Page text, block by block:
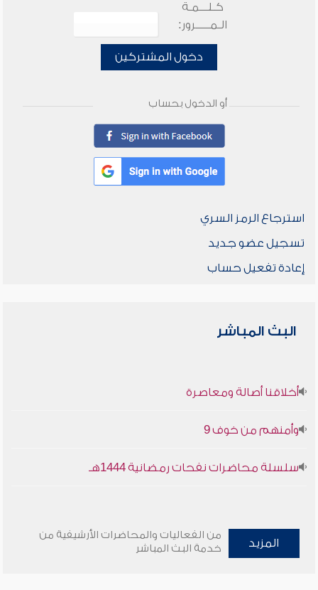
كـلـــمـة
الـمـــــرور:
دخول المشتركين
أو الدخول بحساب
استرجاع الرمز السري
تسجيل عضو جديد
إعادة تفعيل حساب
البث المباشر
أخلاقنا أصالة ومعاصرة
وأمنهم من خوف 9
سلسلة محاضرات نفحات رمضانية 1444هـ
المزيد
من الفعاليات والمحاضرات الأرشيفية من
خدمة البث المباشر